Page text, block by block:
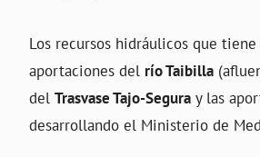
Los recursos hidráulicos que
aportaciones del río Taibilla
del Trasvase Tajo-Segura y las
desarrollando el Ministerio de